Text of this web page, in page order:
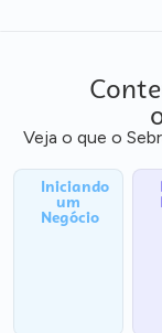
Veja o que o
Iniciando
um
Negócio